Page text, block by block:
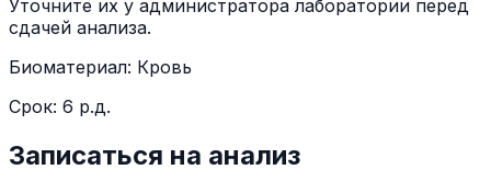
Уточните их у администратора лаборатории перед
сдачей анализа.
Биоматериал: Кровь
Срок: 6 р.д.
Записаться на анализ